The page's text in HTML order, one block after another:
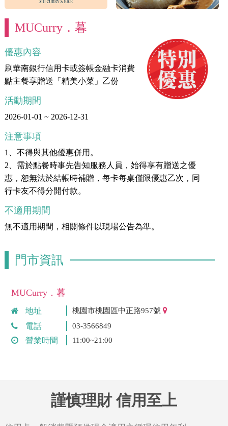
MUCurry．暮
優惠內容
刷華南銀行信用卡或簽帳金融卡消費
點主餐享贈送「精美小菜」乙份
活動期間
2026-01-01 ~ 2026-12-31
注意事項
1、不得與其他優惠併用。
2、需於點餐時事先告知服務人員，始得享有贈送之優
惠，恕無法於結帳時補贈，每卡每桌僅限優惠乙次，同
行卡友不得分開付款。
不適用期間
無不適用期間，相關條件以現場公告為準。
門市資訊
MUCurry．暮
地址 桃園市桃園區中正路957號
電話 03-3566849
營業時間 11:00~21:00
謹慎理財 信用至上